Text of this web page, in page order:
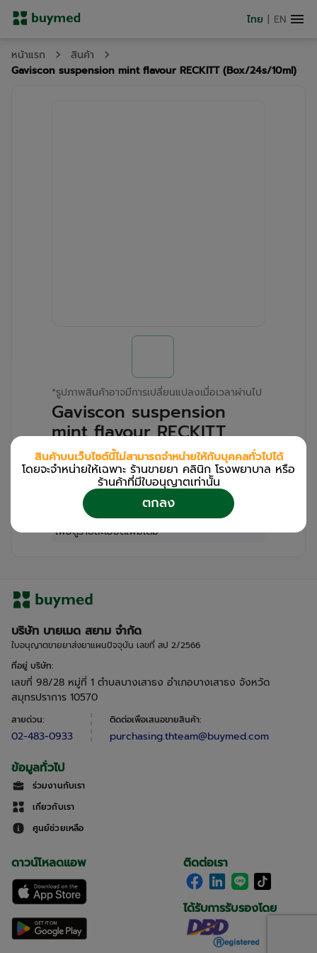
ไทย | EN
หน้าแรก
สินค้า
Gaviscon suspension mint flavour RECKITT (Box/24s/10ml)
*รูปภาพสินค้าอาจมีการเปลี่ยนแปลงเมื่อเวลาผ่านไป
Gaviscon suspension
mint flavour RECKITT
(Box/24s/10ml)
สำหรับลูกค้าเฉพาะร้านขายยา คลินิก และโรง
พยาบาล
เข้าสู่ระบบ
เพื่อดูรายละเอียดเพิ่มเติม
บริษัท บายเมด สยาม จำกัด
ใบอนุญาตขายยาส่งยาแผนปัจจุบัน เลขที่ สป 2/2566
ที่อยู่ บริษัท:
เลขที่ 98/28 หมู่ที่ 1 ตำบลบางเสาธง อำเภอบางเสาธง จังหวัด
สมุทรปราการ 10570
สายด่วน:
02-483-0933
ติดต่อเพื่อเสนอขายสินค้า:
purchasing.thteam@buymed.com
ข้อมูลทั่วไป
ร่วมงานกับเรา
เกี่ยวกับเรา
ศูนย์ช่วยเหลือ
ติดต่อเรา
ได้รับการรับรองโดย
ดาวน์โหลดแอพ
สินค้าบนเว็บไซต์นี้ไม่สามารถจำหน่ายให้กับบุคคลทั่วไปได้
โดยจะจำหน่ายให้เฉพาะ ร้านขายยา คลินิก โรงพยาบาล หรือ
ร้านค้าที่มีใบอนุญาตเท่านััน
ตกลง